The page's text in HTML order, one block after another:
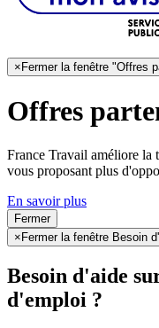
× Fermer la fenêtre "Offres
Offres
France Travail améliore la
vous proposant plus
En savoir plus
Fermer
× Fermer la fenêtre Besoin
Besoin d'aide
d'emploi ?